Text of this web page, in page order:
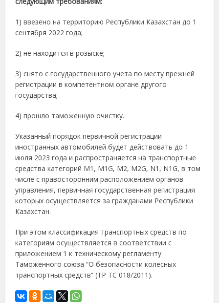
1) ввезено на территорию Республики Казахстан до 1
сентября 2022 года;
2) не находится в розыске;
3) снято с государственного учета по месту прежней
регистрации в компетентном органе другого
государства;
4) прошло таможенную очистку.
Указанный порядок первичной регистрации
иностранных автомобилей будет действовать до 1
июля 2023 года и распространяется на транспортные
средства категорий М1, M1G, M2, M2G, N1, N1G, в том
числе с правосторонним расположением органов
управления, первичная государственная регистрация
которых осуществляется за гражданами Республики
Казахстан.
При этом классификация транспортных средств по
категориям осуществляется в соответствии с
приложением 1 к техническому регламенту
Таможенного союза “О безопасности колесных
транспортных средств” (ТР ТС 018/2011).